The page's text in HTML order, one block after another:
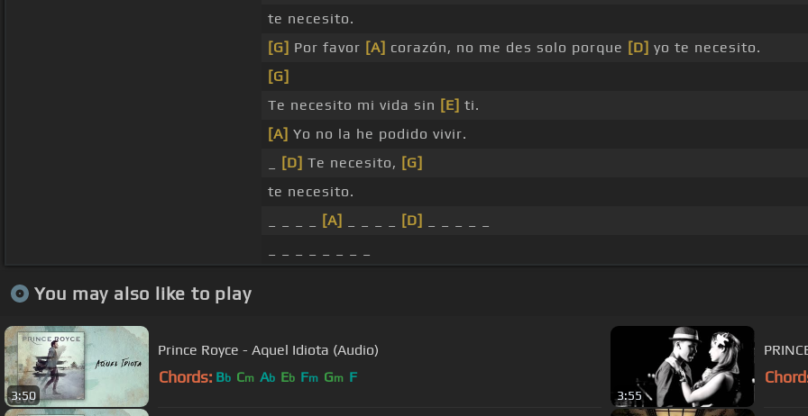
te necesito.
[G] Por favor [A] corazón, no me des solo porque [D] yo te necesito.
[G]
Te necesito mi vida sin [E] ti.
[A] Yo no la he podido vivir.
[D] Te necesito, [G]
te necesito.
[A] [D]
You may also like to play
3:50
Prince Royce - Aquel Idiota (Audio)
Chords: Bb Cm Ab Eb Fm Gm F
3:55